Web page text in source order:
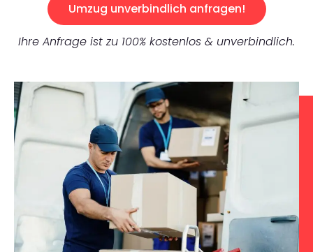
Umzug unverbindlich anfragen!
Ihre Anfrage ist zu 100% kostenlos & unverbindlich.